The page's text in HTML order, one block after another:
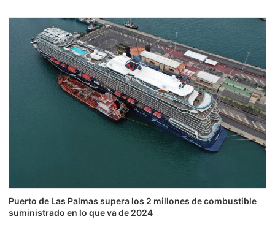
Puerto de Las Palmas supera los 2 millones de combustible
suministrado en lo que va de 2024